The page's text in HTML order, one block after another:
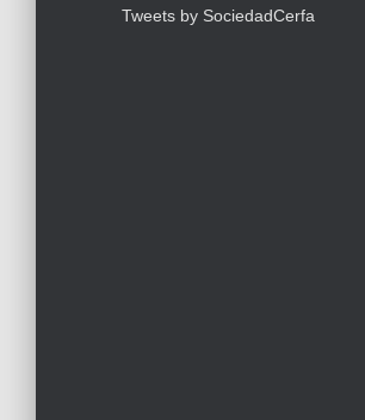
Tweets by SociedadCerfa